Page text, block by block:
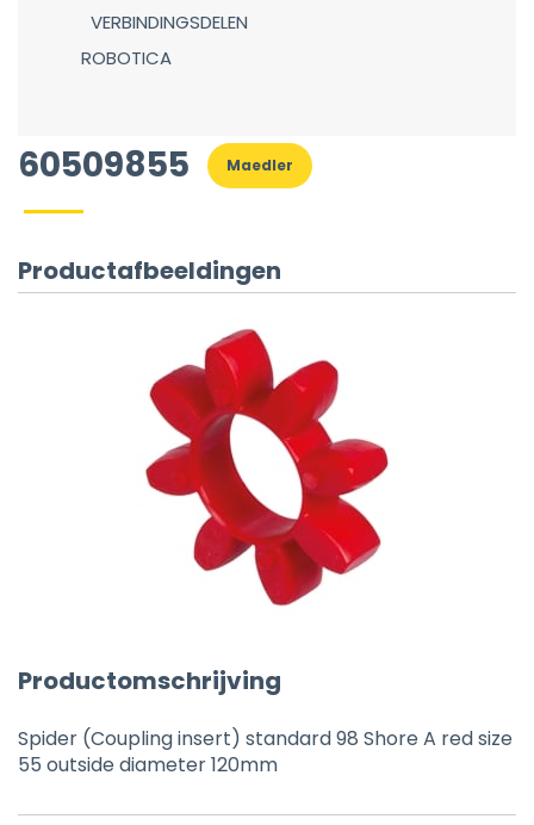
VERBINDINGSDELEN
ROBOTICA
60509855 Maedler
Productafbeeldingen
Productomschrijving
Spider (Coupling insert) standard 98 Shore A red size
55 outside diameter 120mm